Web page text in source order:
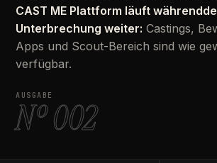
CAST ME Plattform läuft
Unterbrechung weiter: Castings,
Apps und Scout-Bereich sind wie
verfügbar.
AUSGABE
Nº 002